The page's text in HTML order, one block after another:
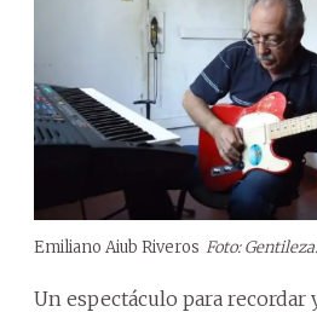
Emiliano Aiub Riveros Foto: Gentileza.
Un espectáculo para recordar